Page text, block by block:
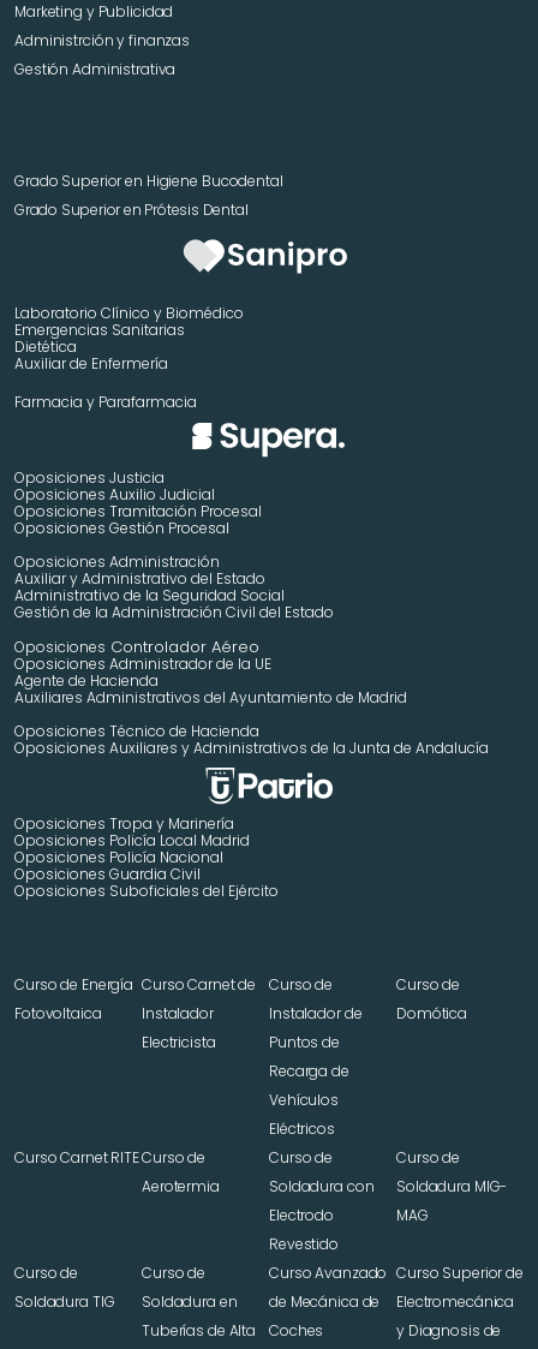
Marketing y Publicidad
Administrción y finanzas
Gestión Administrativa
Grado Superior en Higiene Bucodental
Grado Superior en Prótesis Dental
Laboratorio Clínico y Biomédico
Emergencias Sanitarias
Dietética
Auxiliar de Enfermería
Farmacia y Parafarmacia
Oposiciones Justicia
Oposiciones Auxilio Judicial
Oposiciones Tramitación Procesal
Oposiciones Gestión Procesal
Oposiciones Administración
Auxiliar y Administrativo del Estado
Administrativo de la Seguridad Social
Gestión de la Administración Civil del Estado
Oposiciones Controlador Aéreo
Oposiciones Administrador de la UE
Agente de Hacienda
Auxiliares Administrativos del Ayuntamiento de Madrid
Oposiciones Técnico de Hacienda
Oposiciones Auxiliares y Administrativos de la Junta de Andalucía
Oposiciones Tropa y Marinería
Oposiciones Policía Local Madrid
Oposiciones Policía Nacional
Oposiciones Guardia Civil
Oposiciones Suboficiales del Ejército
Curso de Energía
Fotovoltaica
Curso Carnet de
Instalador
Electricista
Curso de
Instalador de
Puntos de
Recarga de
Vehículos
Eléctricos
Curso de
Domótica
Curso Carnet RITECurso de
Aerotermia
Curso de
Soldadura con
Electrodo
Revestido
Curso de
Soldadura MIG-
MAG
Curso de
Soldadura TIG
Curso de
Soldadura en
Tuberías de Alta
Curso Avanzado
de Mecánica de
Coches
Curso Superior de
Electromecánica
y Diagnosis de